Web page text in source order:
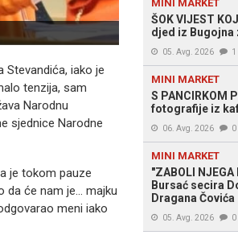
iako je
tenzija, sam
Narodnu
sjednice Narodne
je tokom pauze
da će nam je… majku
meni iako
MINI MARKET
ŠOK VIJEST
djed iz Bugojna
05. Avg. 2026 1
MINI MARKET
S PANCIRKOM
fotografije iz
06. Avg. 2026 0
MINI MARKET
"ZABOLI
Bursać secira
Dragana Čovića
05. Avg. 2026 0